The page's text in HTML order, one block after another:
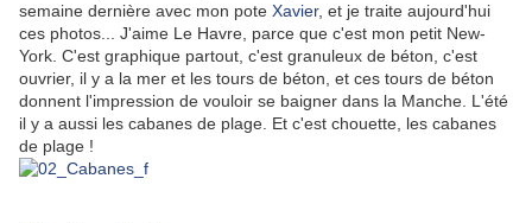
semaine dernière avec mon pote Xavier, et je traite aujourd'hui
ces photos... J'aime Le Havre, parce que c'est mon petit New-
York. C'est graphique partout, c'est granuleux de béton, c'est
ouvrier, il y a la mer et les tours de béton, et ces tours de béton
donnent l'impression de vouloir se baigner dans la Manche. L'été
il y a aussi les cabanes de plage. Et c'est chouette, les cabanes
de plage !